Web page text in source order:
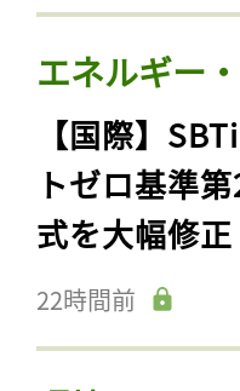
エネルギー
【国際】
トゼロ基準
式を大幅修正
22時間前